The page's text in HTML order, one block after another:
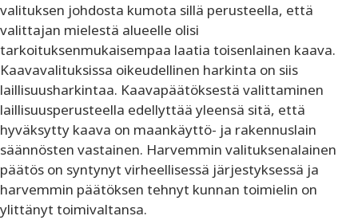
valituksen johdosta kumota sillä perusteella, että
valittajan mielestä alueelle olisi
tarkoituksenmukaisempaa laatia toisenlainen kaava.
Kaavavalituksissa oikeudellinen harkinta on siis
laillisuusharkintaa. Kaavapäätöksestä valittaminen
laillisuusperusteella edellyttää yleensä sitä, että
hyväksytty kaava on maankäyttö- ja rakennuslain
säännösten vastainen. Harvemmin valituksenalainen
päätös on syntynyt virheellisessä järjestyksessä ja
harvemmin päätöksen tehnyt kunnan toimielin on
ylittänyt toimivaltansa.